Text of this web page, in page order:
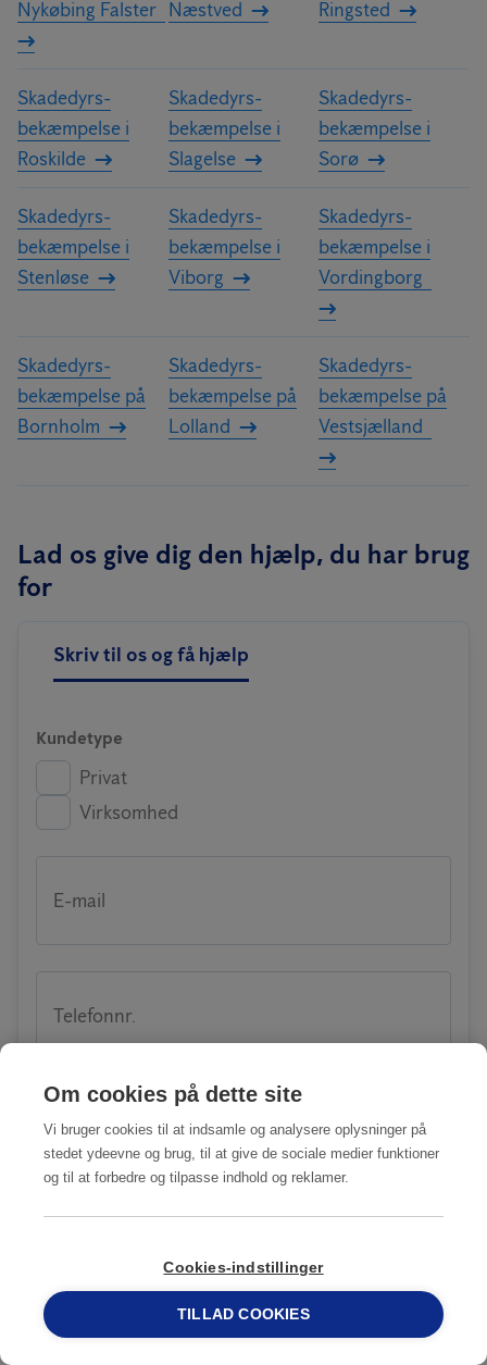
Nykøbing Falster Næstved
Ringsted
Skadedyrs­
bekæmpelse i
Roskilde
Skadedyrs­
bekæmpelse i
Slagelse
Skadedyrs­
bekæmpelse i
Sorø
Skadedyrs­
bekæmpelse i
Stenløse
Skadedyrs­
bekæmpelse i
Viborg
Skadedyrs­
bekæmpelse i
Vordingborg
Skadedyrs­
bekæmpelse på
Bornholm
Skadedyrs­
bekæmpelse på
Lolland
Skadedyrs­
bekæmpelse på
Vestsjælland
Lad os give dig den hjælp, du har brug
for
Skriv til os og få hjælp
Kundetype
Privat
Virksomhed
E-mail
Telefonnr.
Adresse
Hvad drejer henvendelsen sig om?
69 15 17 44
Om cookies på dette site
Vi bruger cookies til at indsamle og analysere oplysninger på
stedet ydeevne og brug, til at give de sociale medier funktioner
og til at forbedre og tilpasse indhold og reklamer.
Cookies-indstillinger
TILLAD COOKIES